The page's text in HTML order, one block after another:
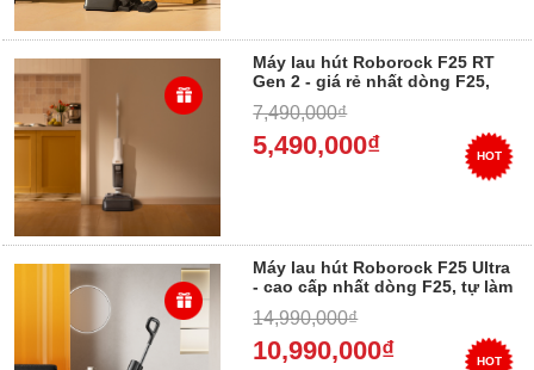
Máy lau hút Roborock F25 RT
Gen 2 - giá rẻ nhất dòng F25,
hút lau cùng lúc
7,490,000₫
5,490,000₫ HOT
Máy lau hút Roborock F25 Ultra
- cao cấp nhất dòng F25, tự làm
sạch toàn diện, lực hút mạnh
nhất
14,990,000₫
10,990,000₫ HOT